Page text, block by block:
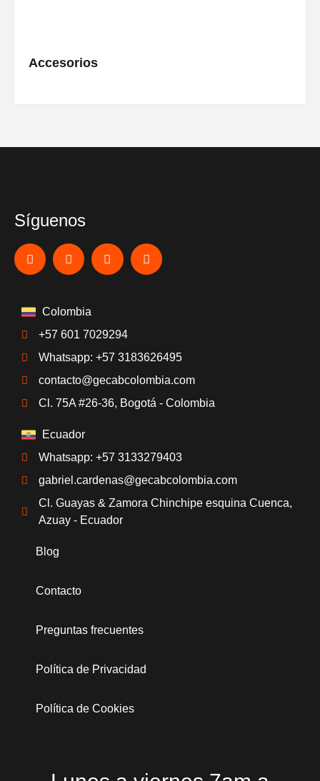
Accesorios
Síguenos
Colombia
+57 601 7029294
Whatsapp: +57 3183626495
contacto@gecabcolombia.com
Cl. 75A #26-36, Bogotá - Colombia
Ecuador
Whatsapp: +57 3133279403
gabriel.cardenas@gecabcolombia.com
Cl. Guayas & Zamora Chinchipe esquina Cuenca,
Azuay - Ecuador
Blog
Contacto
Preguntas frecuentes
Política de Privacidad
Política de Cookies